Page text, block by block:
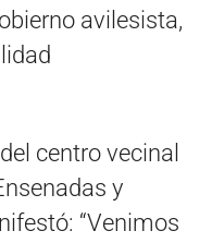
avilesista,
centro vecinal
y
“Venimos